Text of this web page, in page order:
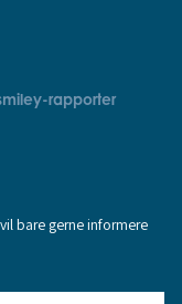
rapporter
bare gerne informere